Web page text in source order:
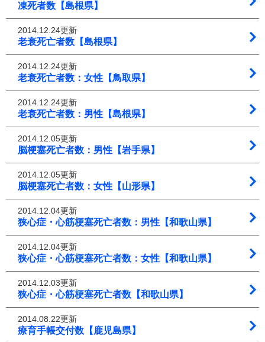
凍死者数【島根県】
2014.12.24更新
老衰死亡者数【島根県】
2014.12.24更新
老衰死亡者数：女性【鳥取県】
2014.12.24更新
老衰死亡者数：男性【島根県】
2014.12.05更新
脳梗塞死亡者数：男性【岩手県】
2014.12.05更新
脳梗塞死亡者数：女性【山形県】
2014.12.04更新
狭心症・心筋梗塞死亡者数：男性【和歌山県】
2014.12.04更新
狭心症・心筋梗塞死亡者数：女性【和歌山県】
2014.12.03更新
狭心症・心筋梗塞死亡者数【和歌山県】
2014.08.22更新
療育手帳交付数【鹿児島県】